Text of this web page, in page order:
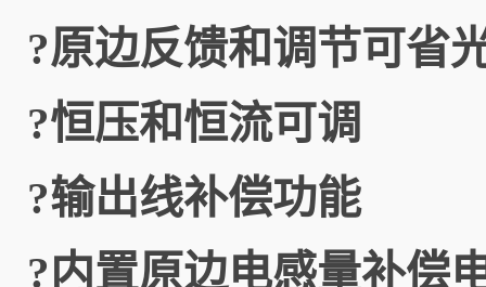
?原边反馈和调节可省
?恒压和恒流可调
?输出线补偿功能
?内置原边电感量补偿